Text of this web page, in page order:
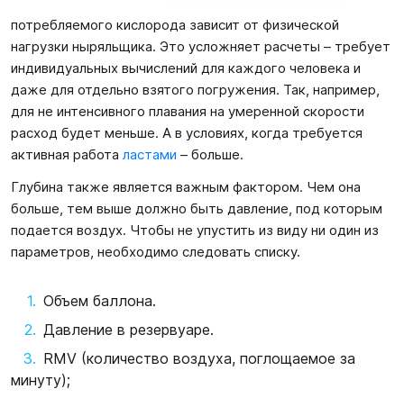
потребляемого кислорода зависит от физической
нагрузки ныряльщика. Это усложняет расчеты – требует
индивидуальных вычислений для каждого человека и
даже для отдельно взятого погружения. Так, например,
для не интенсивного плавания на умеренной скорости
расход будет меньше. А в условиях, когда требуется
активная работа ластами – больше.
Глубина также является важным фактором. Чем она
больше, тем выше должно быть давление, под которым
подается воздух. Чтобы не упустить из виду ни один из
параметров, необходимо следовать списку.
Объем баллона.
Давление в резервуаре.
RMV (количество воздуха, поглощаемое за
минуту);